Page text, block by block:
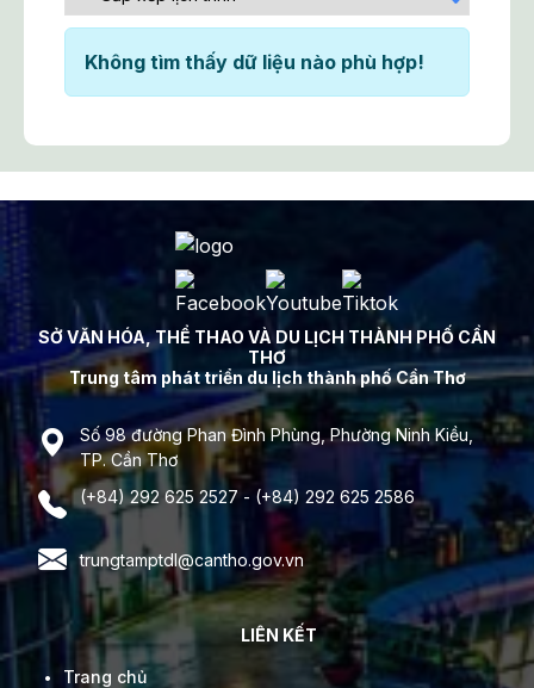
Không tìm thấy dữ liệu nào phù hợp!
SỞ VĂN HÓA, THỂ THAO VÀ DU LỊCH THÀNH PHỐ CẦN
THƠ
Trung tâm phát triển du lịch thành phố Cần Thơ
Số 98 đường Phan Đình Phùng, Phường Ninh Kiều,
TP. Cần Thơ
(+84) 292 625 2527 - (+84) 292 625 2586
trungtamptdl@cantho.gov.vn
LIÊN KẾT
Trang chủ